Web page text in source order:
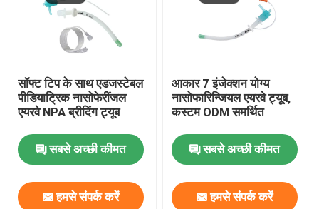
सॉफ्ट टिप के साथ एडजस्टेबल
पीडियाट्रिक नासोफेरींजल
एयरवे NPA ब्रीदिंग ट्यूब
सबसे अच्छी कीमत
हमसे संपर्क करें
आकार 7 इंजेक्शन योग्य
नासोफारिन्जियल एयरवे ट्यूब,
कस्टम ODM समर्थित
सबसे अच्छी कीमत
हमसे संपर्क करें